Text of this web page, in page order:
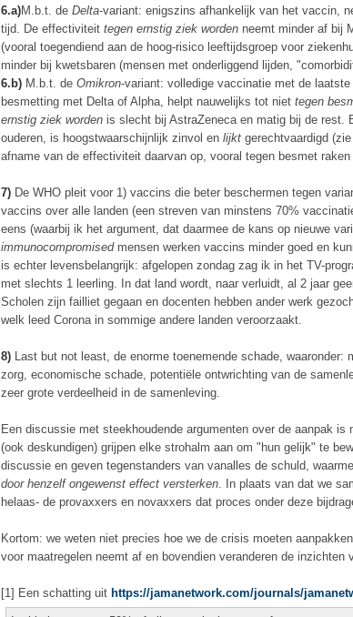
6.a)M.b.t. de Delta-variant: enigszins afhankelijk van het vaccin,
tijd. De effectiviteit tegen ernstig ziek worden neemt minder af bij
(vooral toegendiend aan de hoog-risico leeftijdsgroep voor
minder bij kwetsbaren (mensen met onderliggend lijden,
6.b) M.b.t. de Omikron-variant: volledige vaccinatie met de
besmetting met Delta of Alpha, helpt nauwelijks tot niet tegen
ernstig ziek worden is slecht bij AstraZeneca en matig bij de rest.
ouderen, is hoogstwaarschijnlijk zinvol en lijkt gerechtvaardigd
afname van de effectiviteit daarvan op, vooral tegen besmet raken
7) De WHO pleit voor 1) vaccins die beter beschermen tegen
vaccins over alle landen (een streven van minstens 70%
eens (waarbij ik het argument, dat daarmee de kans op nieuwe
immunocompromisedmensen werken vaccins minder goed en
is echter levensbelangrijk: afgelopen zondag zag ik in het TV-
met slechts 1 leerling. In dat land wordt, naar verluidt, al 2 jaar
Scholen zijn failliet gegaan en docenten hebben ander werk
welk leed Corona in sommige andere landen veroorzaakt.
8) Last but not least, de enorme toenemende schade,
zorg, economische schade, potentiële ontwrichting van de
zeer grote verdeelheid in de samenleving.
Een discussie met steekhoudende argumenten over de aanpak
(ook deskundigen) grijpen elke strohalm aan om "hun gelijk" te
discussie en geven tegenstanders van vanalles de schuld,
door henzelf ongewenst effect versterken. In plaats van dat we
helaas- de provaxxers en novaxxers dat proces onder deze
Kortom: we weten niet precies hoe we de crisis moeten
voor maatregelen neemt af en bovendien veranderen de inzichten
[1] Een schatting uit https://jamanetwork.com/journals/